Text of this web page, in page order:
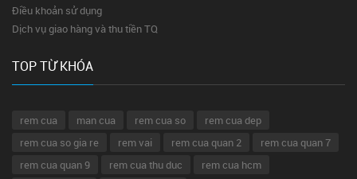
Điều khoản sử dụng
Dịch vụ giao hàng và thu tiền TQ
TOP TỪ KHÓA
rem cua man cua rem cua so
rem cua dep
rem cua so gia re
rem vai rem cua quan 2
rem cua quan 7
rem cua quan 9
rem cua thu duc
rem cua hcm